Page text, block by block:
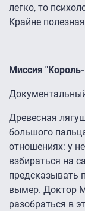
легко, то
Крайне
Миссия
Древесная
большого
отношениях: у
взбираться на
предсказывать
вымер. Доктор
разобраться в